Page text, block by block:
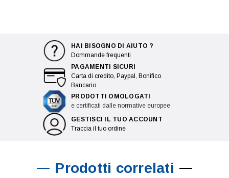
HAI BISOGNO DI AIUTO ?
Dommande frequenti
PAGAMENTI SICURI
Carta di credito, Paypal, Bonifico
Bancario
PRODOTTI OMOLOGATI
e certificati dalle normative europee
GESTISCI IL TUO ACCOUNT
Traccia il tuo ordine
Prodotti correlati